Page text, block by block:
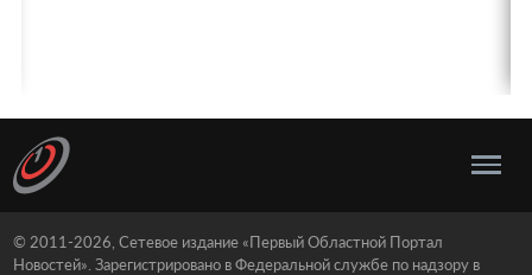
© 2011-2026, Сетевое издание «Первый Областной Портал
Новостей». Зарегистрировано в Федеральной службе по надзору в